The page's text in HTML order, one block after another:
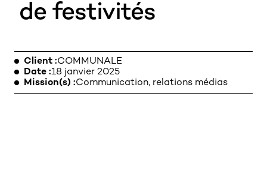
de festivités
Client COMMUNALE
Date 18 janvier 2025
Mission(s) Communication, relations médias
MENTIONS LÉGALES